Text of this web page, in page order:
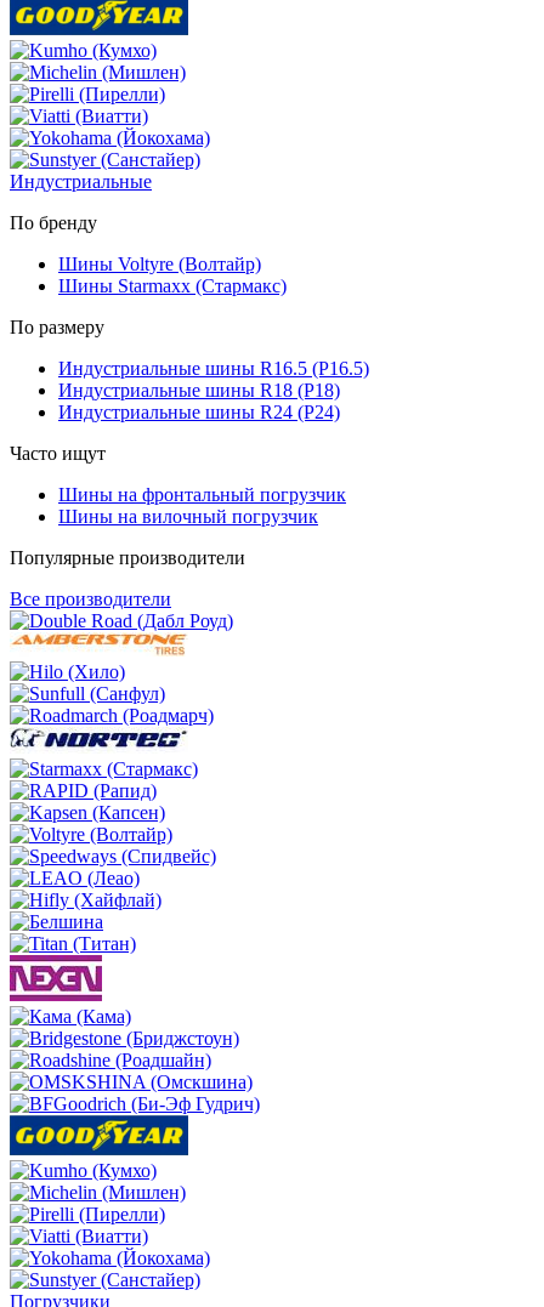
Индустриальные
По бренду
Шины Voltyre (Волтайр)
Шины Starmaxx (Стармакс)
По размеру
Индустриальные шины R16.5 (Р16.5)
Индустриальные шины R18 (Р18)
Индустриальные шины R24 (Р24)
Часто ищут
Шины на фронтальный погрузчик
Шины на вилочный погрузчик
Популярные производители
Все производители
Погрузчики